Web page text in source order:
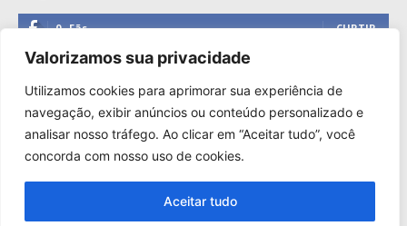
Valorizamos sua privacidade
Utilizamos cookies para aprimorar sua experiência de
navegação, exibir anúncios ou conteúdo personalizado e
analisar nosso tráfego. Ao clicar em “Aceitar tudo”, você
concorda com nosso uso de cookies.
Aceitar tudo
0 Fãs CURTIR
0 Seguidores
1,110 Seguidores SEGUIR
0 Inscritos INSCREVER
Copyright © 2000-2025. Reprodução proibida sem a autorização
de Só Notícias.